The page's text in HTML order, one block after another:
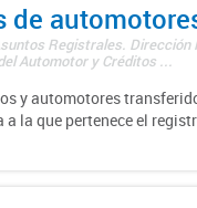
de
Registrales. Dirección
Automotor y Créditos ...
y automotores
la que pertenece el